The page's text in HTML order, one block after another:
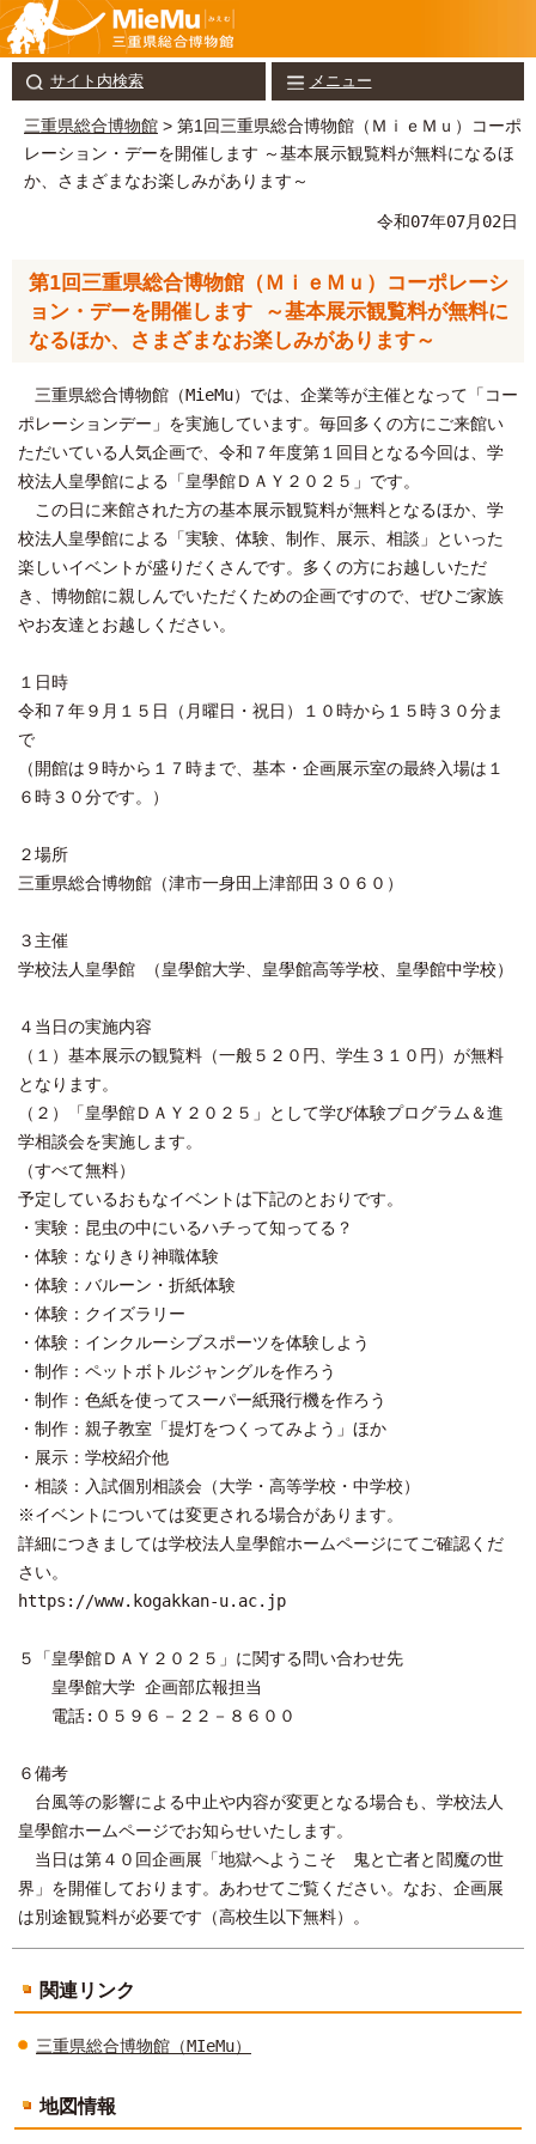
サイト内検索 メニュー
三重県総合博物館 > 第1回三重県総合博物館（ＭｉｅＭｕ）コーポ
レーション・デーを開催します ～基本展示観覧料が無料になるほ
か、さまざまなお楽しみがあります～
令和07年07月02日
第1回三重県総合博物館（ＭｉｅＭｕ）コーポレーシ
ョン・デーを開催します ～基本展示観覧料が無料に
なるほか、さまざまなお楽しみがあります～
三重県総合博物館（MieMu）では、企業等が主催となって「コー
ポレーションデー」を実施しています。毎回多くの方にご来館い
ただいている人気企画で、令和７年度第１回目となる今回は、学
校法人皇學館による「皇學館ＤＡＹ２０２５」です。
この日に来館された方の基本展示観覧料が無料となるほか、学
校法人皇學館による「実験、体験、制作、展示、相談」といった
楽しいイベントが盛りだくさんです。多くの方にお越しいただ
き、博物館に親しんでいただくための企画ですので、ぜひご家族
やお友達とお越しください。
１日時
令和７年９月１５日（月曜日・祝日）１０時から１５時３０分ま
で
（開館は９時から１７時まで、基本・企画展示室の最終入場は１
６時３０分です。）
２場所
三重県総合博物館（津市一身田上津部田３０６０）
３主催
学校法人皇學館 （皇學館大学、皇學館高等学校、皇學館中学校）
４当日の実施内容
（１）基本展示の観覧料（一般５２０円、学生３１０円）が無料
となります。
（２）「皇學館ＤＡＹ２０２５」として学び体験プログラム＆進
学相談会を実施します。
（すべて無料）
予定しているおもなイベントは下記のとおりです。
・実験：昆虫の中にいるハチって知ってる？
・体験：なりきり神職体験
・体験：バルーン・折紙体験
・体験：クイズラリー
・体験：インクルーシブスポーツを体験しよう
・制作：ペットボトルジャングルを作ろう
・制作：色紙を使ってスーパー紙飛行機を作ろう
・制作：親子教室「提灯をつくってみよう」ほか
・展示：学校紹介他
・相談：入試個別相談会（大学・高等学校・中学校）
※イベントについては変更される場合があります。
詳細につきましては学校法人皇學館ホームページにてご確認くだ
さい。
https://www.kogakkan-u.ac.jp
５「皇學館ＤＡＹ２０２５」に関する問い合わせ先
皇學館大学 企画部広報担当
電話:０５９６－２２－８６００
６備考
台風等の影響による中止や内容が変更となる場合も、学校法人
皇學館ホームページでお知らせいたします。
当日は第４０回企画展「地獄へようこそ 鬼と亡者と閻魔の世
界」を開催しております。あわせてご覧ください。なお、企画展
は別途観覧料が必要です（高校生以下無料）。
関連リンク
三重県総合博物館（MIeMu）
地図情報